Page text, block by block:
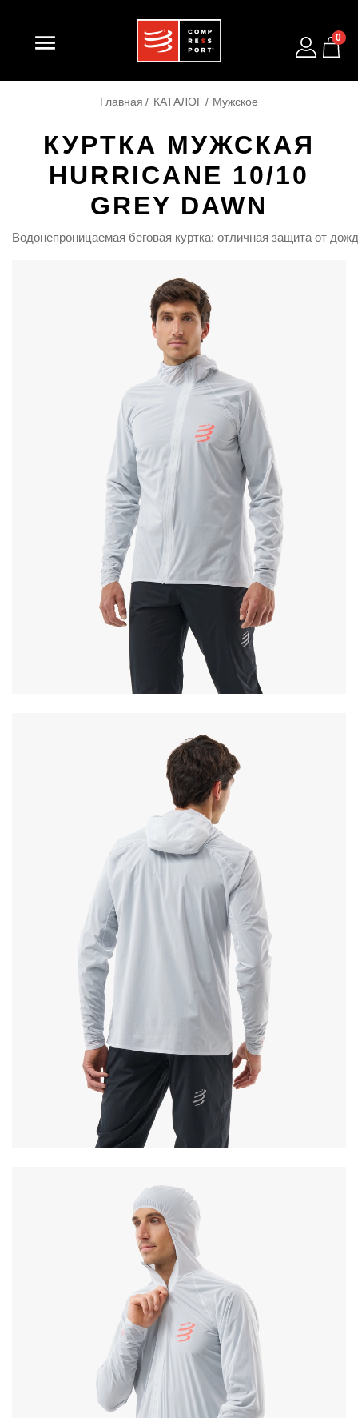
 0
Главная КАТАЛОГ Мужское
КУРТКА МУЖСКАЯ
HURRICANE 10/10
GREY DAWN
Водонепроницаемая беговая куртка: отличная защита от